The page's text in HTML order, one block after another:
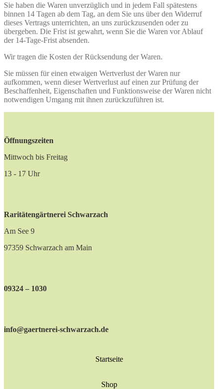
Sie haben die Waren unverzüglich und in jedem Fall spätestens
binnen 14 Tagen ab dem Tag, an dem Sie uns über den Widerruf
dieses Vertrags unterrichten, an uns zurückzusenden oder zu
übergeben. Die Frist ist gewahrt, wenn Sie die Waren vor Ablauf
der 14-Tage-Frist absenden.
Wir tragen die Kosten der Rücksendung der Waren.
Sie müssen für einen etwaigen Wertverlust der Waren nur
aufkommen, wenn dieser Wertverlust auf einen zur Prüfung der
Beschaffenheit, Eigenschaften und Funktionsweise der Waren nicht
notwendigen Umgang mit ihnen zurückzuführen ist.
Öffnungszeiten
Mittwoch bis Freitag
13 - 17 Uhr
Raritätengärtnerei Schwarzach
Am See 9
97359 Schwarzach am Main
09324 – 1030
info@gaertnerei-schwarzach.de
Startseite
Shop